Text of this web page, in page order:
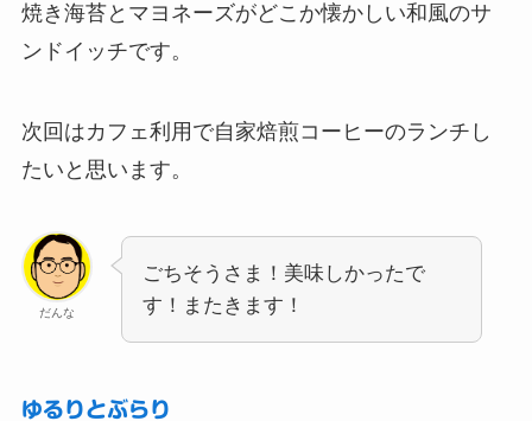
焼き海苔とマヨネーズがどこか懐かしい和風のサ
ンドイッチです。
次回はカフェ利用で自家焙煎コーヒーのランチし
たいと思います。
だんな
ごちそうさま！美味しかったで
す！またきます！
ゆるりとぶらり